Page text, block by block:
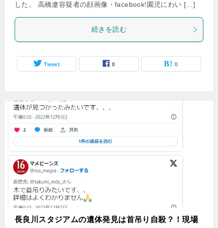
した。 高橋遼容疑者の顔画像・facebook!園児にわい […]
続きを読む
Tweet 0 0
長良川スタジアムの遺体発見は首吊り自殺？！現場